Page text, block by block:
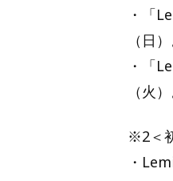
・「
（日
・「
（火
※2＜
・